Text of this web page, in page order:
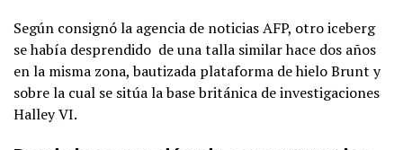
Según consignó la agencia de noticias AFP, otro iceberg
se había desprendido de una talla similar hace dos años
en la misma zona, bautizada plataforma de hielo Brunt y
sobre la cual se sitúa la base británica de investigaciones
Halley VI.